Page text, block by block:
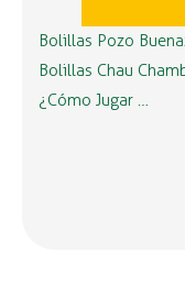
Bolillas Pozo
Bolillas Chau
¿Cómo Jugar …